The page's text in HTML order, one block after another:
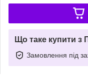
Що таке купити з
Замовлення під